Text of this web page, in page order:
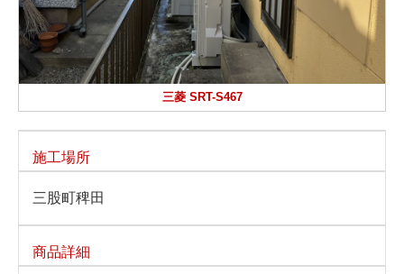
三菱 SRT-S467
施工場所
三股町稗田
商品詳細